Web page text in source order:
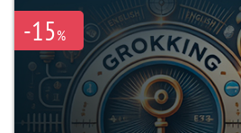
-15%